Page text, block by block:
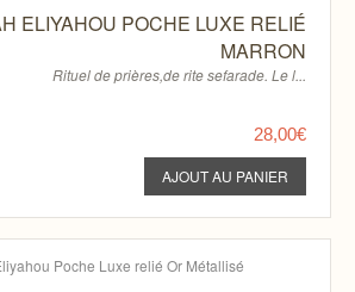
ELIYAHOU POCHE LUXE RELIÉ
MARRON
Rituel de prières,de rite sefarade. Le l...
28,00€